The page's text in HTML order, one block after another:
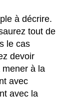
à décrire.
tout de
le cas
devoir
mener à la
avec
avec la